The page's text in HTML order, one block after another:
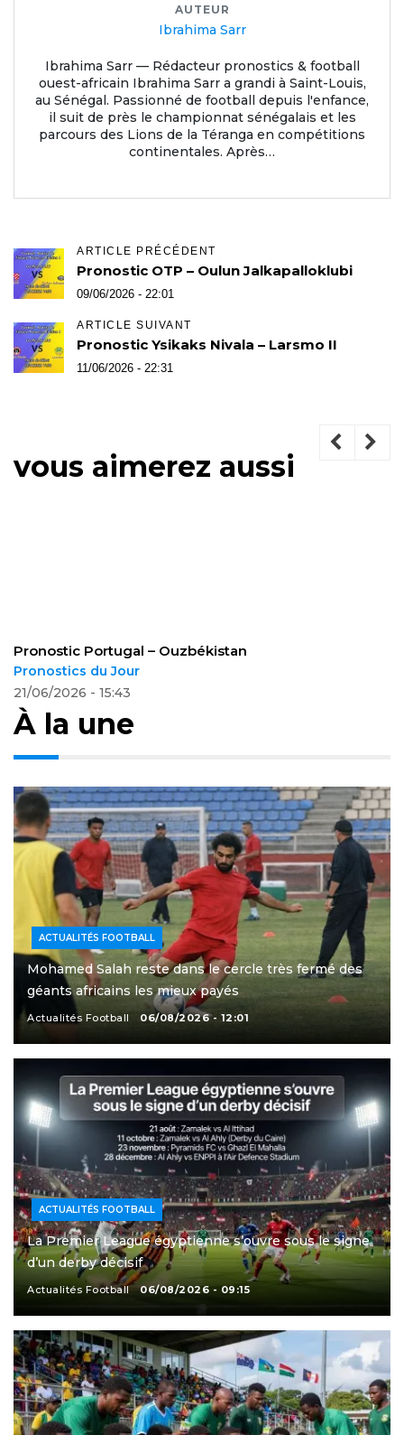
AUTEUR
Ibrahima Sarr
Ibrahima Sarr — Rédacteur pronostics & football
ouest-africain Ibrahima Sarr a grandi à Saint-Louis,
au Sénégal. Passionné de football depuis l'enfance,
il suit de près le championnat sénégalais et les
parcours des Lions de la Téranga en compétitions
continentales. Après…
ARTICLE PRÉCÉDENT
Pronostic OTP – Oulun Jalkapalloklubi
09/06/2026 - 22:01
ARTICLE SUIVANT
Pronostic Ysikaks Nivala – Larsmo II
11/06/2026 - 22:31
vous aimerez aussi
Pronostic Portugal – Ouzbékistan
Pronostics du Jour
21/06/2026 - 15:43
À la une
ACTUALITÉS FOOTBALL
Mohamed Salah reste dans le cercle très fermé des
géants africains les mieux payés
Actualités Football 06/08/2026 - 12:01
ACTUALITÉS FOOTBALL
La Premier League égyptienne s’ouvre sous le signe
d’un derby décisif
Actualités Football 06/08/2026 - 09:15